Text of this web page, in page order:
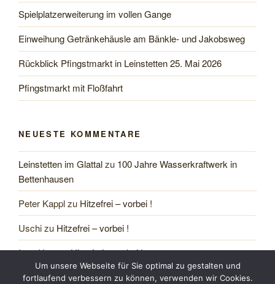
Spielplatzerweiterung im vollen Gange
Einweihung Getränkehäusle am Bänkle- und Jakobsweg
Rückblick Pfingstmarkt in Leinstetten 25. Mai 2026
Pfingstmarkt mit Floßfahrt
NEUESTE KOMMENTARE
Leinstetten im Glattalzu 100 Jahre Wasserkraftwerk in
Bettenhausen
Peter Kapplzu Hitzefrei – vorbei !
Uschizu Hitzefrei – vorbei !
Ingo HerrzuHitzefrei – vorbei !
Christoph Vogtzu100 Jahre Wasserkraftwerk in
Um unsere Webseite für Sie optimal zu gestalten und
fortlaufend verbessern zu können, verwenden wir Cookies.